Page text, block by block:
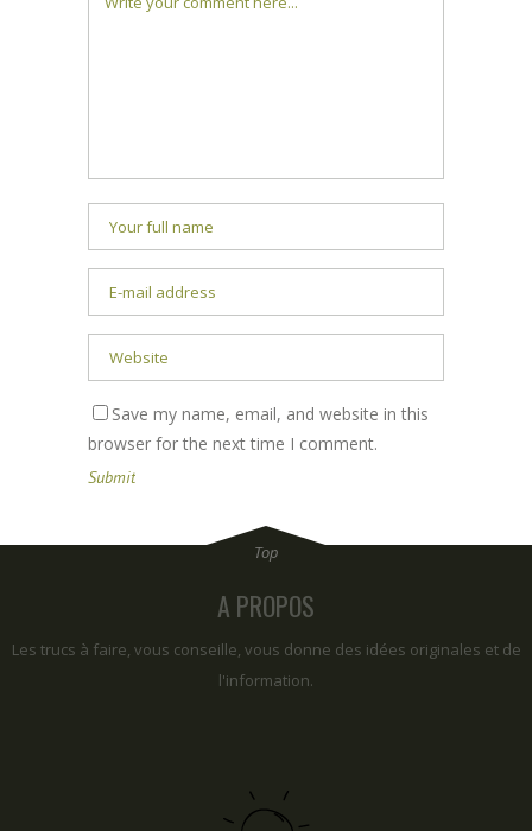
Save my name, email, and website in this
browser for the next time I comment.
A PROPOS
Les trucs à faire, vous conseille, vous donne des idées originales et de
l'information.